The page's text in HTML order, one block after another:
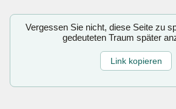
Vergessen Sie nicht, diese Seite zu
gedeuteten Traum später
Link kopieren